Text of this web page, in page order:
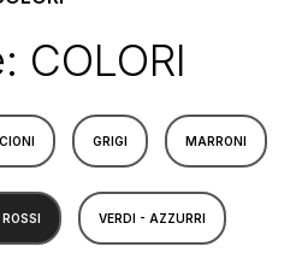
COLORI
GRIGI MARRONI
VERDI - AZZURRI